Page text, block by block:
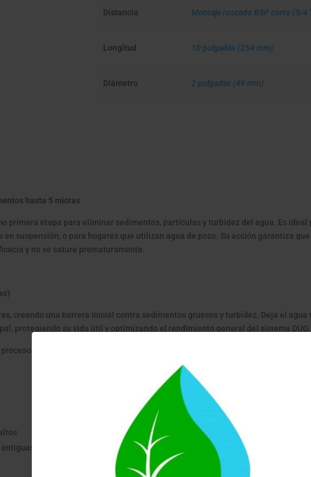
Distancia Montaje roscado BSP corto (3/4
Longitud 10 pulgadas (254 mm)
Diámetro 2 pulgadas (49 mm)
hasta 5 micras
primera etapa para eliminar sedimentos, partículas y turbidez del agua. Es ideal
suspensión, o para hogares que utilizan agua de pozo. Su acción garantiza que
y no se sature prematuramente.
, creando una barrera inicial contra sedimentos gruesos y turbidez. Deja el agua
protegiendo su vida útil y optimizando el rendimiento general del sistema DUO.
adicionales: filtra con eficacia desde el primer uso.